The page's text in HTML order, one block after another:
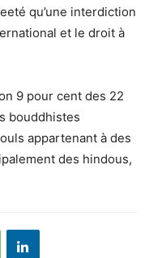
qu’une interdiction
et le droit à
9 pour cent des 22
bouddhistes
appartenant à des
des hindous,